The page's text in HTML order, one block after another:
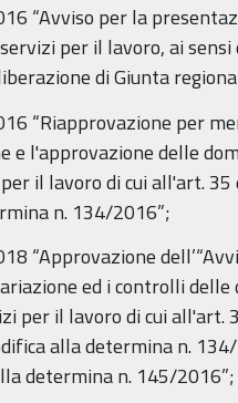
“Avviso per la
per il lavoro, ai
di Giunta
“Riapprovazione per
e l'approvazione delle
il lavoro di cui all'art.
n. 134/2016”;
“Approvazione
ed i controlli
per il lavoro di cui all'art.
alla determina n.
determina n. 145/2016”;